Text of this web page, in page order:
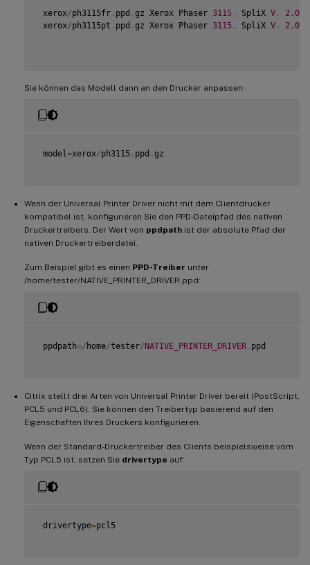
xerox/ph3115fr . ppd . gz Xerox Phaser 3115 , SpliX V . 2.0
xerox/ph3115pt . ppd . gz Xerox Phaser 3115 , SpliX V . 2.0
Sie können das Modell dann an den Drucker anpassen:
model =xerox/ph3115 . ppd . gz
Wenn der Universal Printer Driver nicht mit dem Clientdrucker
kompatibel ist, konfigurieren Sie den PPD-Dateipfad des nativen
Druckertreibers. Der Wert von ppdpath ist der absolute Pfad der
nativen Druckertreiberdatei.
Zum Beispiel gibt es einen PPD-Treiber unter
/home/tester/NATIVE_PRINTER_DRIVER.ppd:
ppdpath=/ home/tester/NATIVE_PRINTER_DRIVER . ppd
Citrix stellt drei Arten von Universal Printer Driver bereit (PostScript,
PCL5 und PCL6). Sie können den Treibertyp basierend auf den
Eigenschaften Ihres Druckers konfigurieren.
Wenn der Standard-Druckertreiber des Clients beispielsweise vom
Typ PCL5 ist, setzen Sie drivertype auf:
drivertype=pcl5